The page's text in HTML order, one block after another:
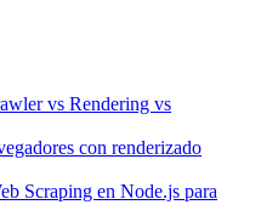
vs Rendering vs
con renderizado
Scraping en Node.js para